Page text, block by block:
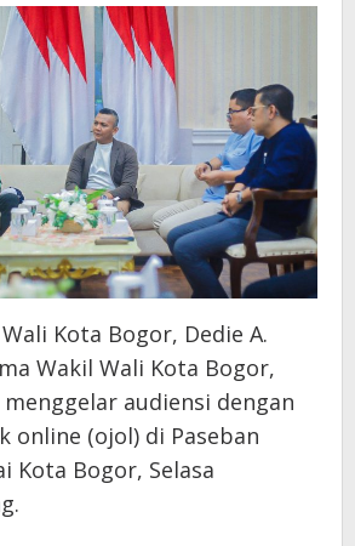
Wali Kota Bogor, Dedie A.
Wakil Wali Kota Bogor,
menggelar audiensi dengan
online (ojol) di Paseban
Kota Bogor, Selasa